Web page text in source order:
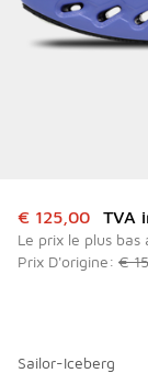
Cet article est
€ 125,00 TVA
Le prix le plus
Prix D'origine: €
Sailor-Iceberg